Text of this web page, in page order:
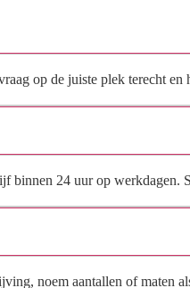
op de juiste plek terecht
binnen 24 uur op werkdagen.
noem aantallen of maten